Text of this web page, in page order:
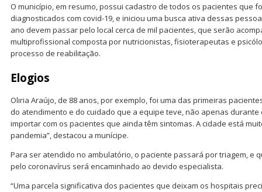
O município, em resumo, possui cadastro de todos os pacientes que
diagnosticados com covid-19, e iniciou uma busca ativa dessas
ano devem passar pelo local cerca de mil pacientes, que serão
multiprofissional composta por nutricionistas, fisioterapeutas e
processo de reabilitação.
Elogios
Oliria Araújo, de 88 anos, por exemplo, foi uma das primeiras
do atendimento e do cuidado que a equipe teve, não apenas
importar com os pacientes que ainda têm sintomas. A cidade está
pandemia”, destacou a munícipe.
Para ser atendido no ambulatório, o paciente passará por triagem, e
pelo coronavírus será encaminhado ao devido especialista.
“Uma parcela significativa dos pacientes que deixam os hospitais